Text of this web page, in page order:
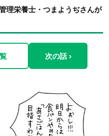
理栄養士・つまようぢさんが
次の話 ›